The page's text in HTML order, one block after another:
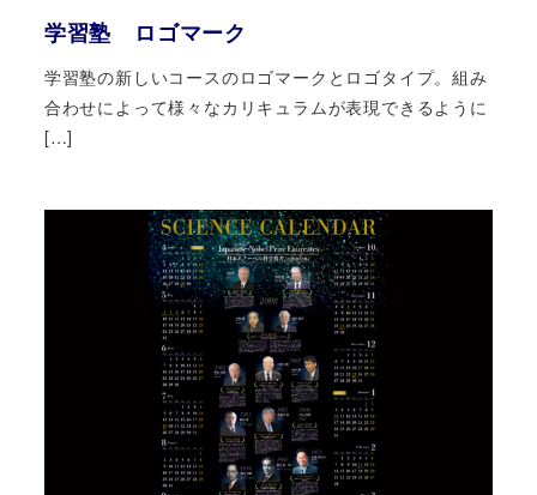
学習塾 ロゴマーク
学習塾の新しいコースのロゴマークとロゴタイプ。組み
合わせによって様々なカリキュラムが表現できるように
[…]